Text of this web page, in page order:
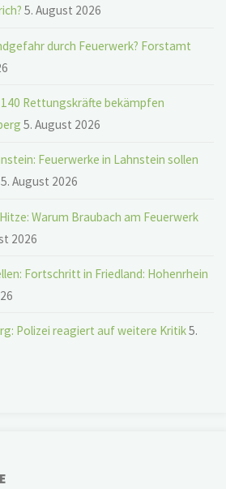
5. August 2026
durch Feuerwerk? Forstamt
Rettungskräfte bekämpfen
5. August 2026
Feuerwerke in Lahnstein sollen
5. August 2026
Warum Braubach am Feuerwerk
2026
Fortschritt in Friedland: Hohenrhein
Polizei reagiert auf weitere Kritik5.